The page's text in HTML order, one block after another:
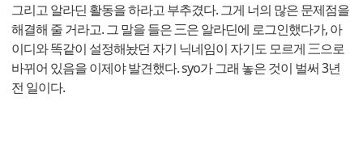
그리고 알라딘 활동을 하라고 부추겼다. 그게 너의 많은 문제점을
해결해 줄 거라고. 그 말을 들은 三은 알라딘에 로그인했다가, 아
이디와 똑같이 설정해놨던 자기 닉네임이 자기도 모르게 三으로
바뀌어 있음을 이제야 발견했다. syo가 그래 놓은 것이 벌써 3년
전 일이다.